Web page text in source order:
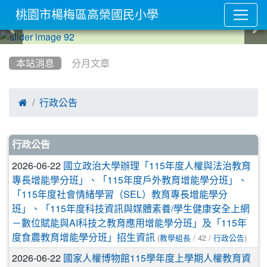
本站消息 分月文章
 行政公告
文章列表
行政公告
2026-06-22 國立政治大學辦理「115年度人權與法治教育
專長增能學分班」、「115年度戶外教育增能學分班」、
「115年度社會情緒學習（SEL）教育專長增能學分
班」、「115年度科技資訊與媒體素養/學生健康安全上網
－數位賦能與AI科技之教育應用增能學分班」及「115年
度食農教育增能學分班」招生資訊 (教學組長 / 42 / 行政公告)
2026-06-22 國家人權博物館115學年度上學期人權教育資
桃園市楊梅區高榮國民小學